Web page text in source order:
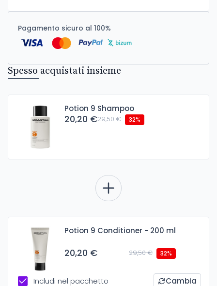
Pagamento sicuro al 100%
Spesso acquistati insieme
Potion 9 Shampoo
20,20 €29,50 € 32%
Potion 9 Conditioner - 200 ml
20,20 € 29,50 € 32%
Includi nel pacchetto Cambia